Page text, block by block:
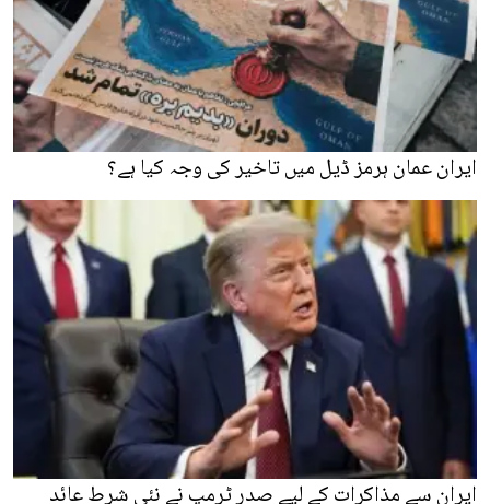
ایران عمان ہرمز ڈیل میں تاخیر کی وجہ کیا ہے؟
ایران سے مذاکرات کے لیے صدر ٹرمپ نے نئی شرط عائد